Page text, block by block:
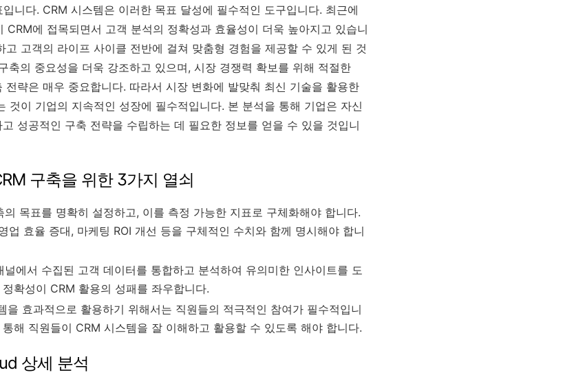
니다. CRM 시스템은 이러한 목표 달성에 필수적인 도구입니다. 최근에
CRM에 접목되면서 고객 분석의 정확성과 효율성이 더욱 높아지고 있습니
고 고객의 라이프 사이클 전반에 걸쳐 맞춤형 경험을 제공할 수 있게 된 것
축의 중요성을 더욱 강조하고 있으며, 시장 경쟁력 확보를 위해 적절한
전략은 매우 중요합니다. 따라서 시장 변화에 발맞춰 최신 기술을 활용한
것이 기업의 지속적인 성장에 필수적입니다. 본 분석을 통해 기업은 자신
성공적인 구축 전략을 수립하는 데 필요한 정보를 얻을 수 있을 것입니
구축을 위한 3가지 열쇠
의 목표를 명확히 설정하고, 이를 측정 가능한 지표로 구체화해야 합니다.
업 효율 증대, 마케팅 ROI 개선 등을 구체적인 수치와 함께 명시해야 합니
널에서 수집된 고객 데이터를 통합하고 분석하여 유의미한 인사이트를 도
확성이 CRM 활용의 성패를 좌우합니다.
을 효과적으로 활용하기 위해서는 직원들의 적극적인 참여가 필수적입니
해 직원들이 CRM 시스템을 잘 이해하고 활용할 수 있도록 해야 합니다.
상세 분석